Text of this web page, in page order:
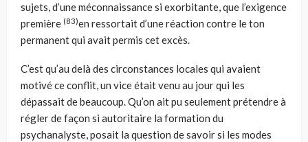
sujets, d’une méconnaissance si exorbitante, que l’exigence
première (83)en ressortait d’une réaction contre le ton
permanent qui avait permis cet excès.
C’est qu’au delà des circonstances locales qui avaient
motivé ce conflit, un vice était venu au jour qui les
dépassait de beaucoup. Qu’on ait pu seulement prétendre à
régler de façon si autoritaire la formation du
psychanalyste, posait la question de savoir si les modes